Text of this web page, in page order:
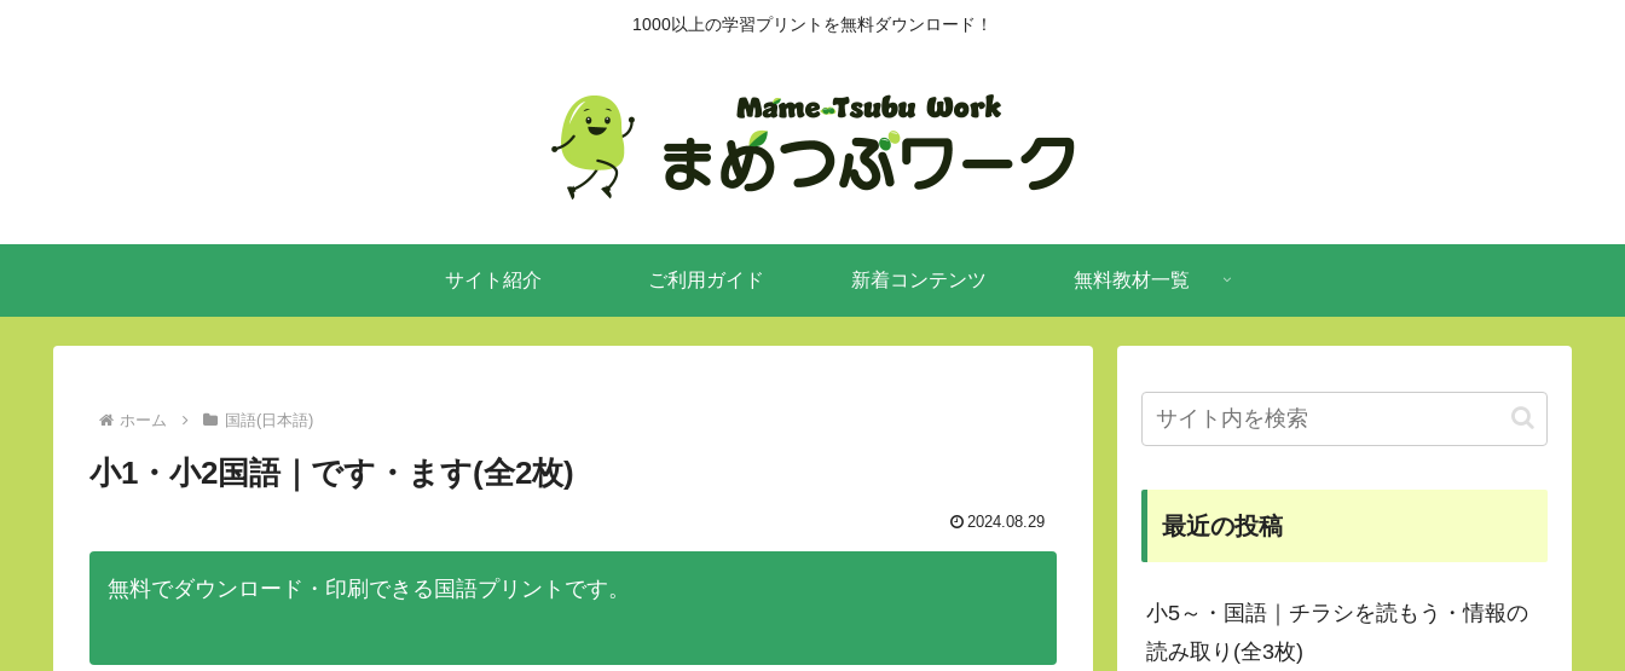
1000以上の学習プリントを無料ダウンロード！
サイト紹介 ご利用ガイド 新着コンテンツ 無料教材一覧
ホーム 国語(日本語)
小1・小2国語｜です・ます(全2枚)
2024.08.29
無料でダウンロード・印刷できる国語プリントです。
最近の投稿
小5～・国語｜チラシを読もう・情報の
読み取り(全3枚)